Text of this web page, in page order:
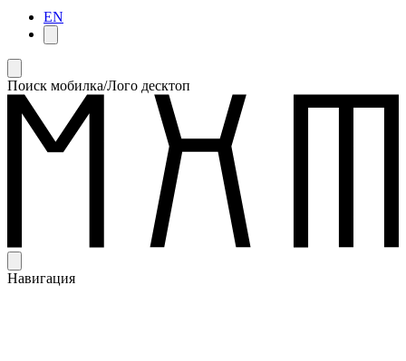
EN
Поиск мобилка/Лого десктоп
Навигация